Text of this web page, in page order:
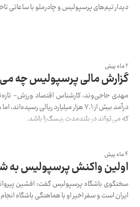
دیدار تیم‌های پرسپولیس و چادرملو با ساعاتی
2 ماه پیش
گزارش مالی پرسپولیس چه
مهدی حاجی‌وند، کارشناس اقتصاد ورزش-
درآمد بیش از ۷.۱ هزار میلیارد
که می‌تواند در بلندمدت ریسک‌زا باشد.
4 ماه پیش
اولین واکنش پرسپولیس به
سخنگوی باشگاه پرسپولیس گفت: افشین
ایران است و سفر اخیر او با هماهنگی باشگاه